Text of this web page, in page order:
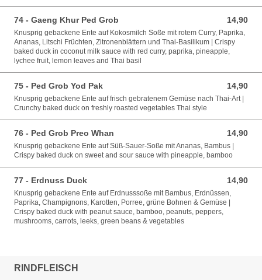
74 - Gaeng Khur Ped Grob 14,90
14,90 EUR
Knusprig gebackene Ente auf Kokosmilch Soße mit rotem Curry, Paprika,
Ananas, Litschi Früchten, Zitronenblättern und Thai-Basilikum | Crispy
baked duck in coconut milk sauce with red curry, paprika, pineapple,
lychee fruit, lemon leaves and Thai basil
75 - Ped Grob Yod Pak 14,90
14,90 EUR
Knusprig gebackene Ente auf frisch gebratenem Gemüse nach Thai-Art |
Crunchy baked duck on freshly roasted vegetables Thai style
76 - Ped Grob Preo Whan 14,90
14,90 EUR
Knusprig gebackene Ente auf Süß-Sauer-Soße mit Ananas, Bambus |
Crispy baked duck on sweet and sour sauce with pineapple, bamboo
77 - Erdnuss Duck 14,90
14,90 EUR
Knusprig gebackene Ente auf Erdnusssoße mit Bambus, Erdnüssen,
Paprika, Champignons, Karotten, Porree, grüne Bohnen & Gemüse |
Crispy baked duck with peanut sauce, bamboo, peanuts, peppers,
mushrooms, carrots, leeks, green beans & vegetables
RINDFLEISCH